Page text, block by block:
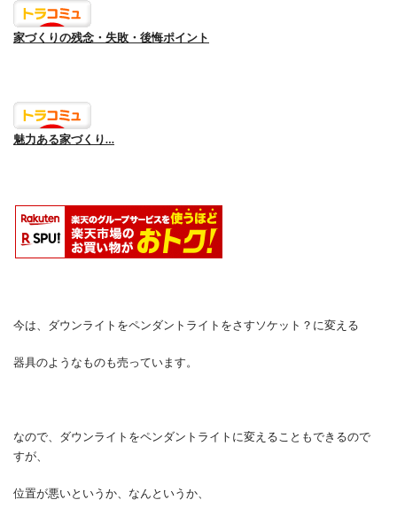
家づくりの残念・失敗・後悔ポイント
魅力ある家づくり…
今は、ダウンライトをペンダントライトをさすソケット？に変える
器具のようなものも売っています。
なので、ダウンライトをペンダントライトに変えることもできるので
すが、
位置が悪いというか、なんというか、